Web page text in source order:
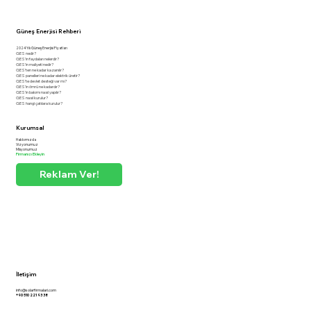
Kurumsal
Hakkımızda
Vizyonumuz
Misyonumuz
Firmanızı Ekleyin
Reklam Ver!
Güneş Enerjisi Rehberi
2024 Yılı Güneş Enerjisi Fiyatları
GES nedir?
GES'in faydaları nelerdir?
GES'in maliyeti nedir?
GES'ten ne kadar kazanılır?
GES panelleri ne kadar elektrik üretir?
GES'te devlet desteği var mı?
GES'in ömrü ne kadardır?
GES'in bakımı nasıl yapılır?
GES nasıl kurulur?
GES hangi çatılara kurulur?
İletişim
info@solarfirmalari.com
+90 510 221 93 38